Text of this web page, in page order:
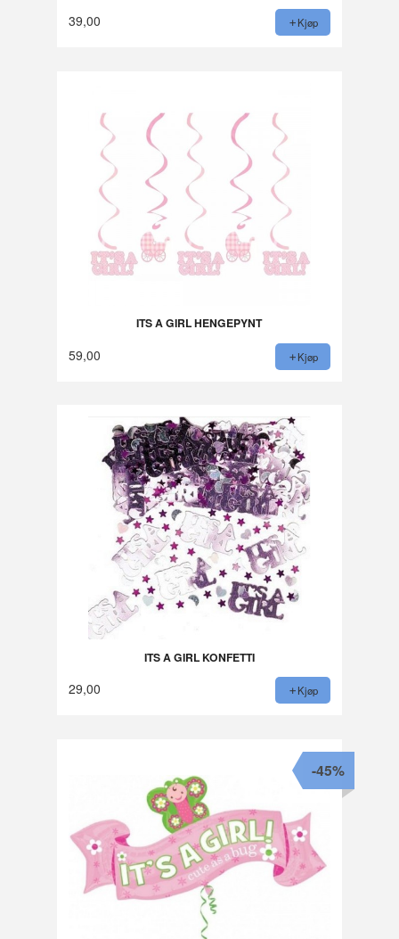
39,00 Kjøp
ITS A GIRL HENGEPYNT
59,00 Kjøp
ITS A GIRL KONFETTI
29,00 Kjøp
-45%